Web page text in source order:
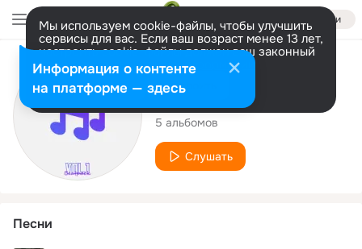
Войти
Мы используем cookie-файлы, чтобы улучшить
сервисы для вас. Если ваш возраст менее 13 лет,
настроить cookie-файлы должен ваш законный
представитель. Больше информации
Разрешить все Настроить
Исполнитель
FIJY
5 альбомов
Слушать
Песни
Информация о контенте
на платформе — здесь